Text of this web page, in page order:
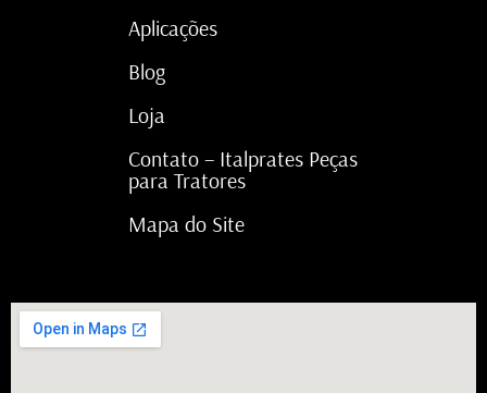
Aplicações
Blog
Loja
Contato – Italprates Peças
para Tratores
Mapa do Site